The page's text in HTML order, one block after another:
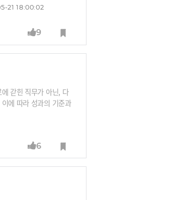
21 18:00:02
9
갇힌 직무가 아닌, 다
에 따라 성과의 기준과
6